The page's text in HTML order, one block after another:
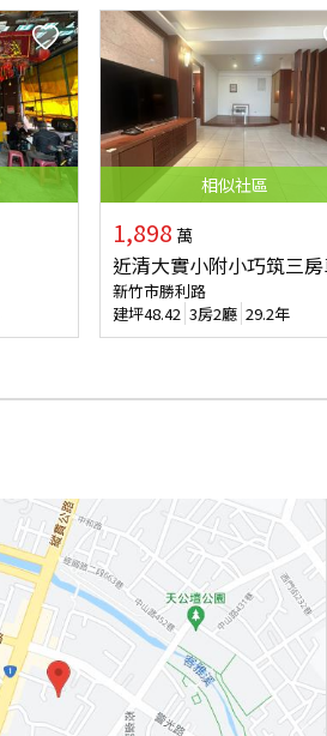
相似社區
1,898 萬
近清大實小附小巧筑三
新竹市勝利路
建坪48.42 3房2廳 29.2年